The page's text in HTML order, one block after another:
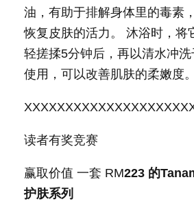
油，有助于排解身体里的毒素
恢复皮肤的活力。 沐浴时，将
轻搓揉5分钟后，再以清水冲洗
使用，可以改善肌肤的柔嫩度。
读者有奖竞赛
赢取价值 一套 RM223 的
护肤系列